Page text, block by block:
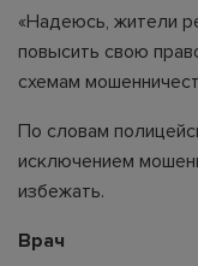
«Надеюсь, жители
повысить свою
схемам
По словам
исключением
избежать.
Врач